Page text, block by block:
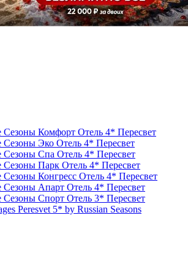
Сезоны Комфорт Отель 4* Пересвет
Сезоны Эко Отель 4* Пересвет
Сезоны Спа Отель 4* Пересвет
Сезоны Парк Отель 4* Пересвет
Сезоны Конгресс Отель 4* Пересвет
Сезоны Апарт Отель 4* Пересвет
Сезоны Спорт Отель 3* Пересвет
Peresvet 5* by Russian Seasons